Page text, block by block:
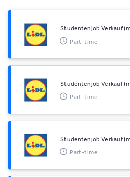
Studentenjob Verkauf
Part-time
Studentenjob Verkauf
Part-time
Studentenjob Verkauf
Part-time